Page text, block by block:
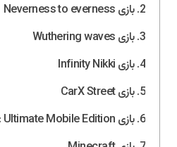
بازی Neverness to everness
بازی Wuthering waves
بازی Infinity Nikki
بازی CarX Street
بازی ARK: Ultimate Mobile Edition